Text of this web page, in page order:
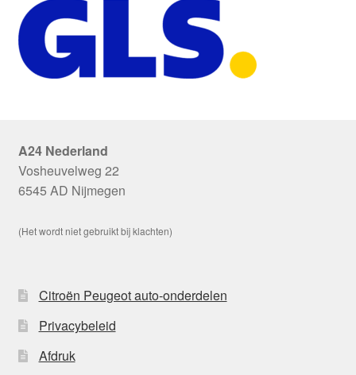
A24 Nederland
Vosheuvelweg 22
6545 AD Nijmegen
(Het wordt niet gebruikt bij klachten)
Citroën Peugeot auto-onderdelen
Privacybeleid
Afdruk